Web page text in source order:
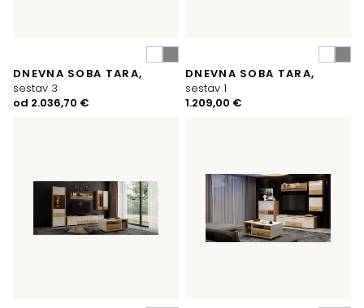
DNEVNA SOBA TARA,
sestav 3
od 2.036,70 €
DNEVNA SOBA TARA,
sestav 1
1.209,00 €